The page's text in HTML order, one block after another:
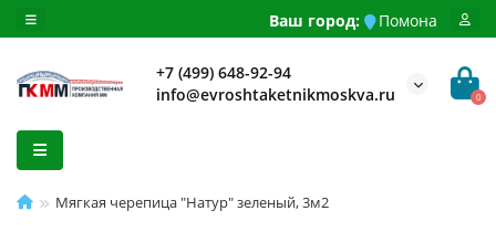
Ваш город: Помона
+7 (499) 648-92-94
info@evroshtaketnikmoskva.ru
0
Мягкая черепица "Натур" зеленый, 3м2